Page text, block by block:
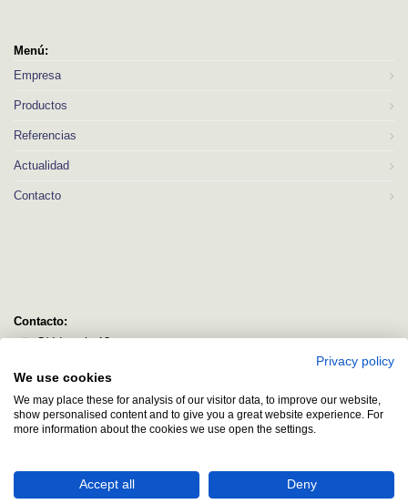
Menú:
Empresa
Productos
Referencias
Actualidad
Contacto
Contacto:
C/ Idorsolo 13
Bizkaia
logitec@logitecsl.net
+34 944 544 580
Privacy policy
We use cookies
We may place these for analysis of our visitor data, to improve our website,
show personalised content and to give you a great website experience. For
more information about the cookies we use open the settings.
Accept all Deny